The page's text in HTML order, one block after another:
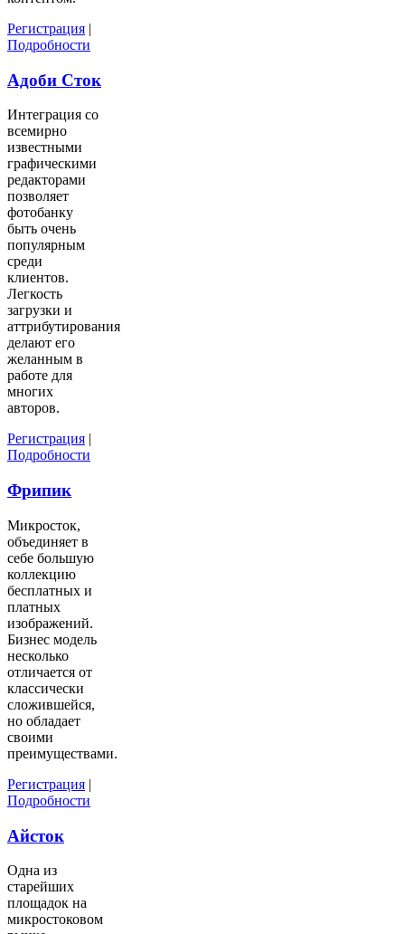
Регистрация |
Подробности
Адоби Сток
Интеграция со
всемирно
известными
графическими
редакторами
позволяет
фотобанку
быть очень
популярным
среди
клиентов.
Легкость
загрузки и
аттрибутирования
делают его
желанным в
работе для
многих
авторов.
Регистрация |
Подробности
Фрипик
Микросток,
объединяет в
себе большую
коллекцию
бесплатных и
платных
изображений.
Бизнес модель
несколько
отличается от
классически
сложившейся,
но обладает
своими
преимуществами.
Регистрация |
Подробности
Айсток
Одна из
старейших
площадок на
микростоковом